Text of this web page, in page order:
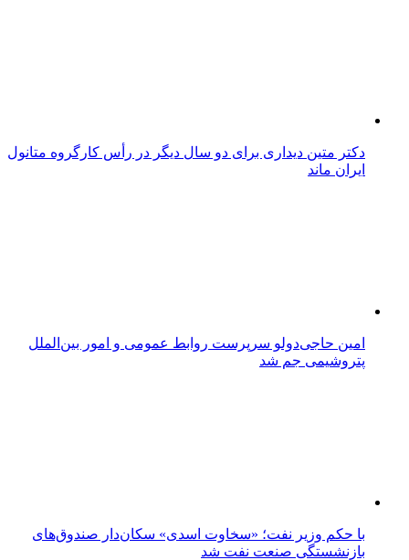
دکتر متین دیداری برای دو سال دیگر در رأس کارگروه متانول
ایران ماند
امین حاجی‌دولو سرپرست روابط عمومی و امور بین‌الملل
پتروشیمی جم شد
با حکم وزیر نفت؛ «سخاوت اسدی» سکان‌دار صندوق‌های
بازنشستگی صنعت نفت شد